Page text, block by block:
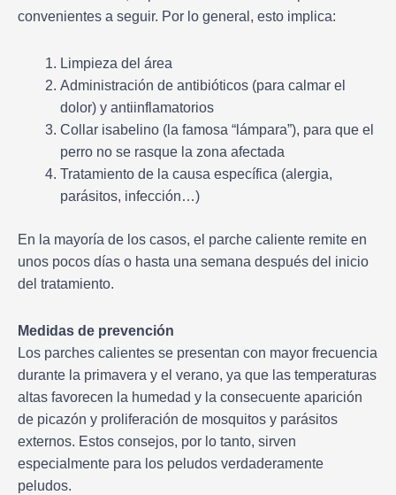
convenientes a seguir. Por lo general, esto implica:
Limpieza del área
Administración de antibióticos (para calmar el
dolor) y antiinflamatorios
Collar isabelino (la famosa “lámpara”), para que el
perro no se rasque la zona afectada
Tratamiento de la causa específica (alergia,
parásitos, infección…)
En la mayoría de los casos, el parche caliente remite en
unos pocos días o hasta una semana después del inicio
del tratamiento.
Medidas de prevención
Los parches calientes se presentan con mayor frecuencia
durante la primavera y el verano, ya que las temperaturas
altas favorecen la humedad y la consecuente aparición
de picazón y proliferación de mosquitos y parásitos
externos. Estos consejos, por lo tanto, sirven
especialmente para los peludos verdaderamente
peludos.